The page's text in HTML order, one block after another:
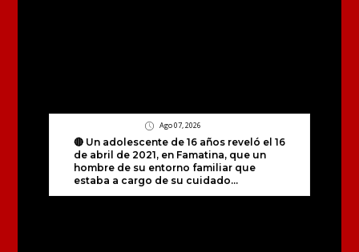
Ago 07, 2026
🔴 Un adolescente de 16 años reveló el 16
de abril de 2021, en Famatina, que un
hombre de su entorno familiar que
estaba a cargo de su cuidado...